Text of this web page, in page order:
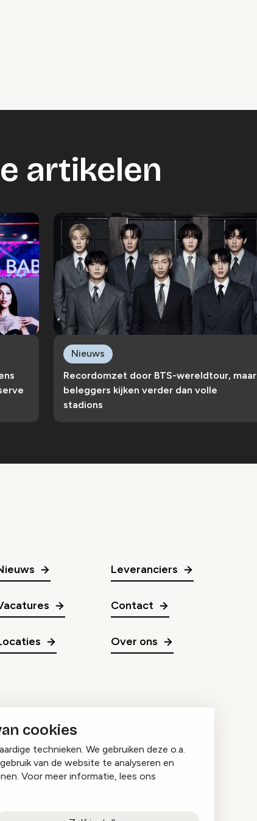
cookies
technieken. We gebruiken deze o.a.
van de website te analyseren en
Voor meer informatie, lees ons
artikelen
Recordomzet door BTS-wereldtour, maar
beleggers kijken verder dan volle
stadions
Nieuws
Leveranciers
Contact
Over ons